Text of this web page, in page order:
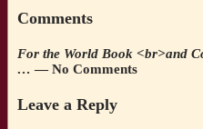
Comments
For the World Book <br>and
… — No Comments
Leave a Reply